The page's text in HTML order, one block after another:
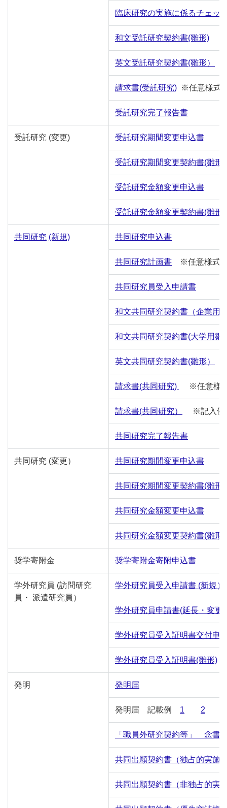
臨床研究の実施に係るチェッ
和文受託研究契約書(雛形)
英文受託研究契約書(雛形）
請求書(受託研究) ※任意様式
受託研究完了報告書
受託研究 (変更) 受託研究期間変更申込書
受託研究期間変更契約書(雛形
受託研究金額変更申込書
受託研究金額変更契約書(雛形
共同研究 (新規) 共同研究申込書
共同研究計画書 ※任意様式
共同研究員受入申請書
和文共同研究契約書（企業用
和文共同研究契約書(大学用雛
英文共同研究契約書(雛形）
請求書(共同研究) ※任意様
請求書(共同研究） ※記入例
共同研究完了報告書
共同研究 (変更） 共同研究期間変更申込書
共同研究期間変更契約書(雛形
共同研究金額変更申込書
共同研究金額変更契約書(雛形)
奨学寄附金 奨学寄附金寄附申込書
学外研究員 (訪問研究
員・ 派遣研究員）
学外研究員受入申請書 (新規）
学外研究員申請書(延長・変更
学外研究員受入証明書交付申
学外研究員受入証明書(雛形)
発明 発明届
発明届 記載例 1 2
「職員外研究契約等」 念書
共同出願契約書（独占的実施
共同出願契約書（非独占的実